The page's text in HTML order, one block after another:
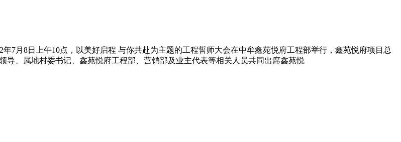
年7月8日上午10点，以美好启程 与你共赴为主题的工程誓师大会在中牟鑫苑悦府工程部举行，鑫苑悦府项目总
、属地村委书记、鑫苑悦府工程部、营销部及业主代表等相关人员共同出席鑫苑悦